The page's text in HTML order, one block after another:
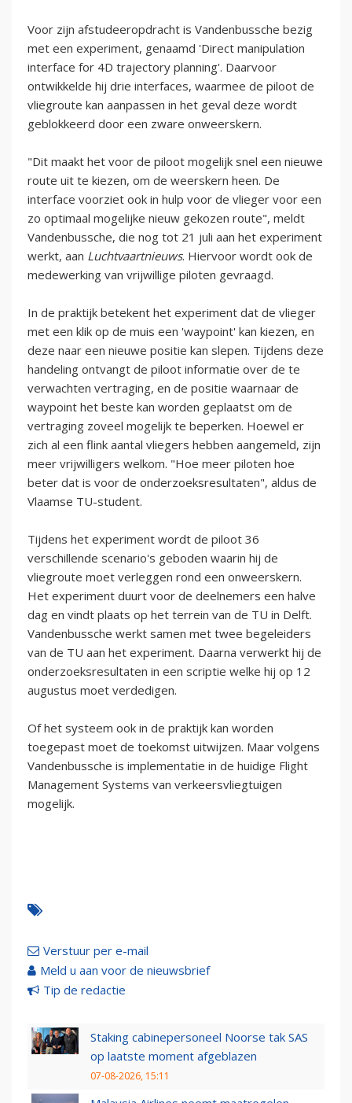
Voor zijn afstudeeropdracht is Vandenbussche bezig
met een experiment, genaamd 'Direct manipulation
interface for 4D trajectory planning'. Daarvoor
ontwikkelde hij drie interfaces, waarmee de piloot de
vliegroute kan aanpassen in het geval deze wordt
geblokkeerd door een zware onweerskern.
"Dit maakt het voor de piloot mogelijk snel een nieuwe
route uit te kiezen, om de weerskern heen. De
interface voorziet ook in hulp voor de vlieger voor een
zo optimaal mogelijke nieuw gekozen route", meldt
Vandenbussche, die nog tot 21 juli aan het experiment
werkt, aan Luchtvaartnieuws. Hiervoor wordt ook de
medewerking van vrijwillige piloten gevraagd.
In de praktijk betekent het experiment dat de vlieger
met een klik op de muis een 'waypoint' kan kiezen, en
deze naar een nieuwe positie kan slepen. Tijdens deze
handeling ontvangt de piloot informatie over de te
verwachten vertraging, en de positie waarnaar de
waypoint het beste kan worden geplaatst om de
vertraging zoveel mogelijk te beperken. Hoewel er
zich al een flink aantal vliegers hebben aangemeld, zijn
meer vrijwilligers welkom. "Hoe meer piloten hoe
beter dat is voor de onderzoeksresultaten", aldus de
Vlaamse TU-student.
Tijdens het experiment wordt de piloot 36
verschillende scenario's geboden waarin hij de
vliegroute moet verleggen rond een onweerskern.
Het experiment duurt voor de deelnemers een halve
dag en vindt plaats op het terrein van de TU in Delft.
Vandenbussche werkt samen met twee begeleiders
van de TU aan het experiment. Daarna verwerkt hij de
onderzoeksresultaten in een scriptie welke hij op 12
augustus moet verdedigen.
Of het systeem ook in de praktijk kan worden
toegepast moet de toekomst uitwijzen. Maar volgens
Vandenbussche is implementatie in de huidige Flight
Management Systems van verkeersvliegtuigen
mogelijk.
Verstuur per e-mail
Meld u aan voor de nieuwsbrief
Tip de redactie
Staking cabinepersoneel Noorse tak SAS
op laatste moment afgeblazen
07-08-2026, 15:11